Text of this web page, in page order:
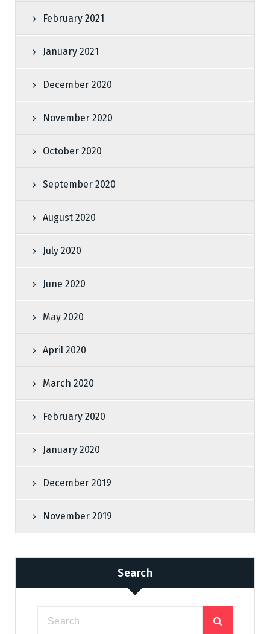
February 2021
January 2021
December 2020
November 2020
October 2020
September 2020
August 2020
July 2020
June 2020
May 2020
April 2020
March 2020
February 2020
January 2020
December 2019
November 2019
Search